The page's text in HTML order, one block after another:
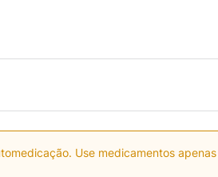
Use medicamentos